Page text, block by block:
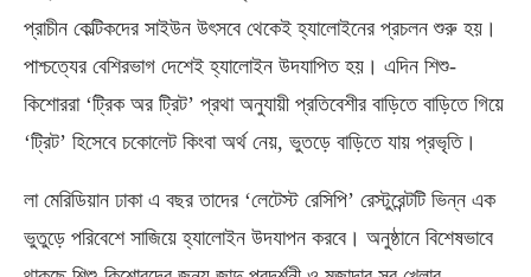
প্রাচীন কেল্টিকদের সাইউন উৎসবে থেকেই হ্যালোইনের প্রচলন শুরু হয়।
পাশ্চত্যের বেশিরভাগ দেশেই হ্যালোইন উদযাপিত হয়। এদিন শিশু-
কিশোররা ‘ট্রিক অর ট্রিট’ প্রথা অনুযায়ী প্রতিবেশীর বাড়িতে বাড়িতে গিয়ে
‘ট্রিট’ হিসেবে চকোলেট কিংবা অর্থ নেয়, ভুতড়ে বাড়িতে যায় প্রভৃতি।
লা মেরিডিয়ান ঢাকা এ বছর তাদের ‘লেটেস্ট রেসিপি’ রেস্টুরেন্টটি ভিন্ন এক
ভুতুড়ে পরিবেশে সাজিয়ে হ্যালোইন উদযাপন করবে। অনুষ্ঠানে বিশেষভাবে